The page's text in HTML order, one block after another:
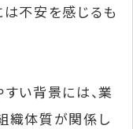
不安を感じるも
い背景には、業
織体質が関係し